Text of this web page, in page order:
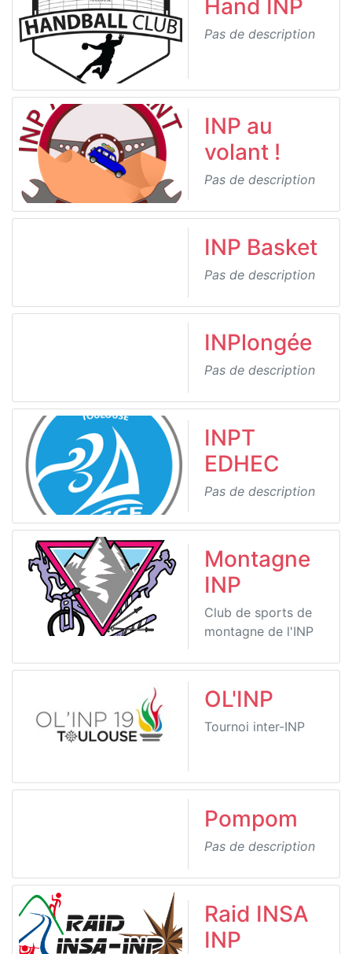
Hand INP
Pas de description
INP au
volant !
Pas de description
INP Basket
Pas de description
INPlongée
Pas de description
INPT
EDHEC
Pas de description
Montagne
INP
Club de sports de
montagne de l'INP
OL'INP
Tournoi inter-INP
Pompom
Pas de description
Raid INSA
INP